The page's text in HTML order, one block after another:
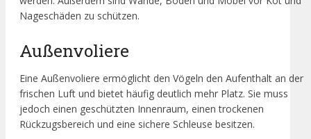
Nageschäden zu schützen.
Außenvoliere
Eine Außenvoliere ermöglicht den Vögeln den Aufenthalt an der
frischen Luft und bietet häufig deutlich mehr Platz. Sie muss
jedoch einen geschützten Innenraum, einen trockenen
Rückzugsbereich und eine sichere Schleuse besitzen.